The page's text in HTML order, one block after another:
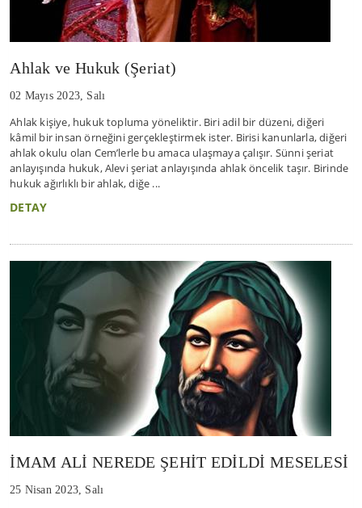
Ahlak ve Hukuk (Şeriat)
02 Mayıs 2023, Salı
Ahlak kişiye, hukuk topluma yöneliktir. Biri adil bir düzeni, diğeri
kâmil bir insan örneğini gerçekleştirmek ister. Birisi kanunlarla, diğeri
ahlak okulu olan Cem’lerle bu amaca ulaşmaya çalışır. Sünni şeriat
anlayışında hukuk, Alevi şeriat anlayışında ahlak öncelik taşır. Birinde
hukuk ağırlıklı bir ahlak, diğe ...
DETAY
İMAM ALİ NEREDE ŞEHİT EDİLDİ MESELESİ
25 Nisan 2023, Salı